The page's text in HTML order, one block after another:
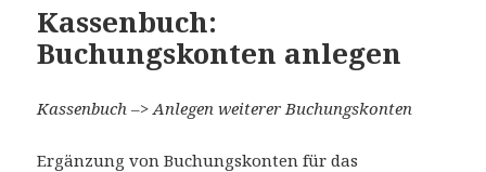
Kassenbuch:
Buchungskonten anlegen
Kassenbuch –> Anlegen weiterer Buchungskonten
Ergänzung von Buchungskonten für das